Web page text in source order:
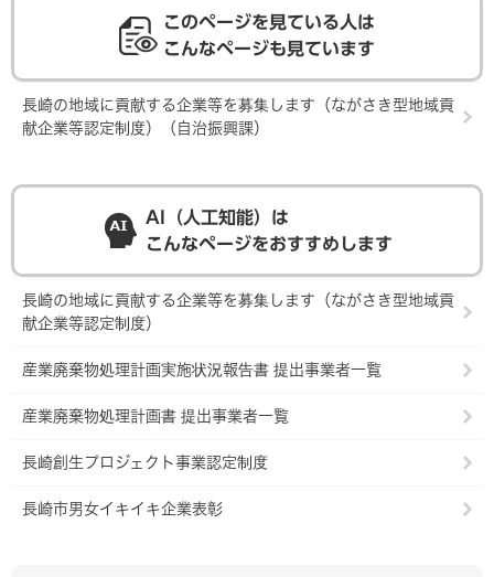
このページを見ている人は
こんなページも見ています
長崎の地域に貢献する企業等を募集します（ながさき型地域貢
献企業等認定制度）（自治振興課）
AI（人工知能）は
こんなページをおすすめします
長崎の地域に貢献する企業等を募集します（ながさき型地域貢
献企業等認定制度）
産業廃棄物処理計画実施状況報告書 提出事業者一覧
産業廃棄物処理計画書 提出事業者一覧
長崎創生プロジェクト事業認定制度
長崎市男女イキイキ企業表彰